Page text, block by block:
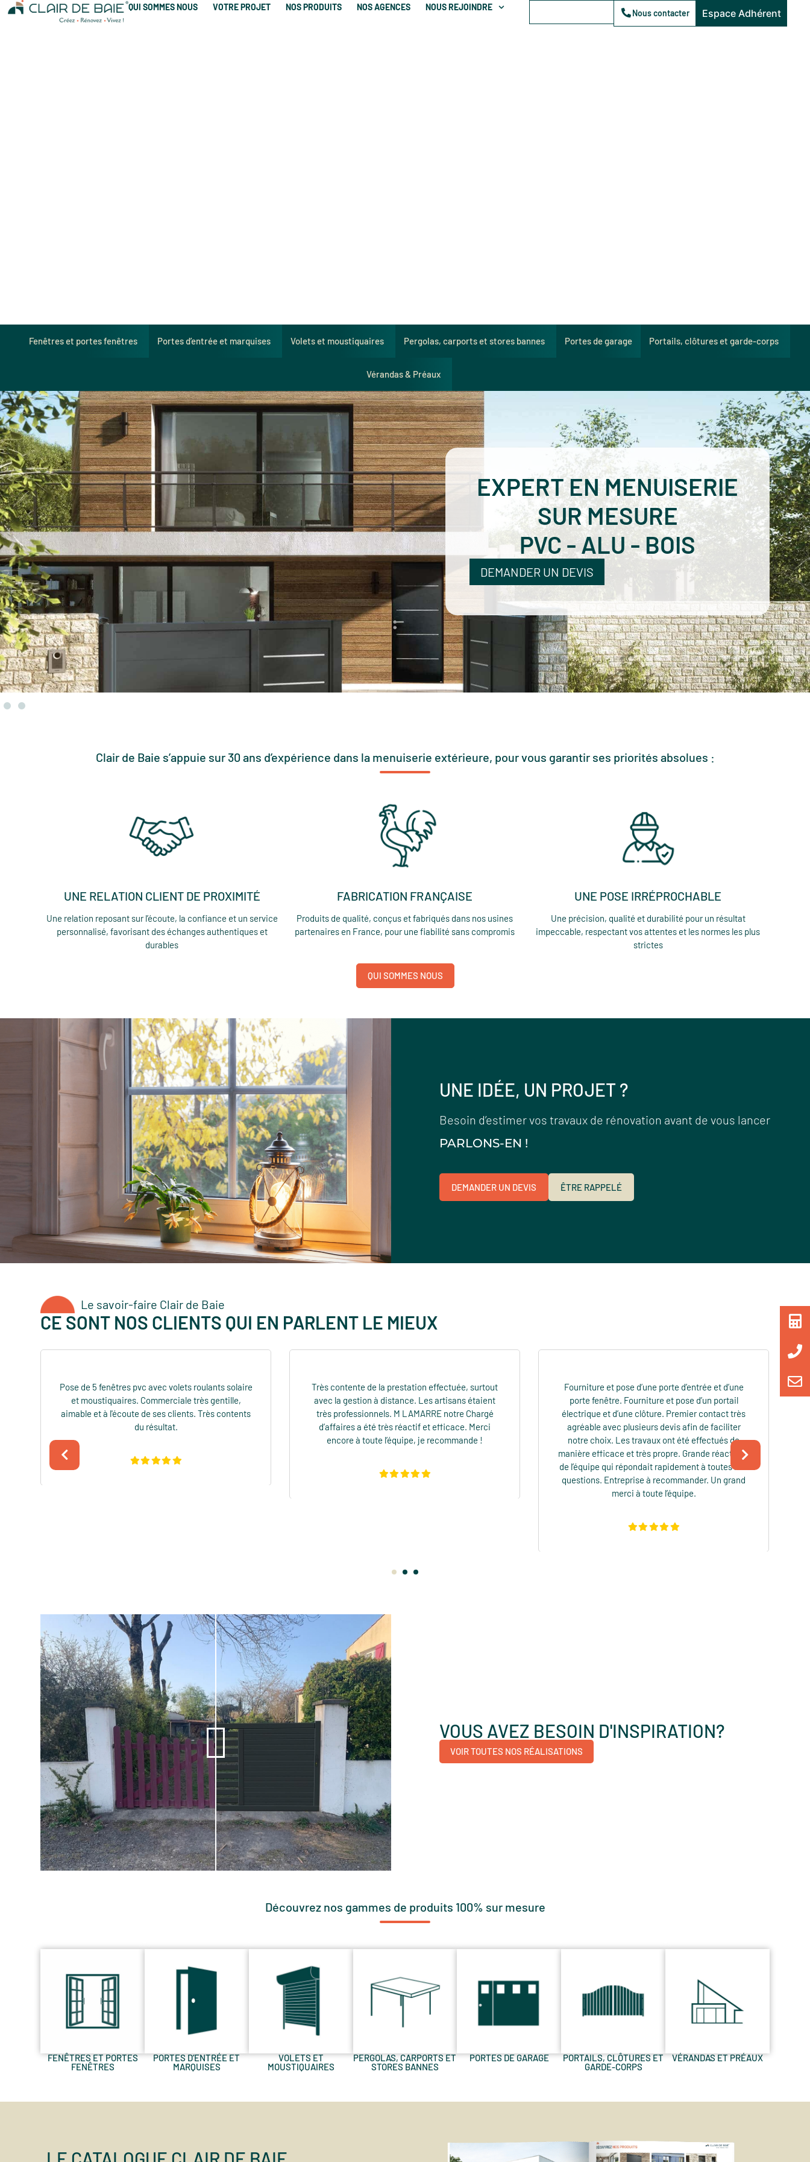
QUI SOMMES NOUS VOTRE PROJET NOS PRODUITS NOS AGENCES NOUS REJOINDRE
Nous contacter Espace Adhérent
Fenêtres et portes fenêtres Portes d’entrée et marquises Volets et moustiquaires Pergolas, carports et stores bannes Portes de garage Portails, clôtures et garde-corps
Vérandas & Préaux
EXPERT EN MENUISERIE
SUR MESURE
PVC - ALU - BOIS
DEMANDER UN DEVIS
Clair de Baie s’appuie sur 30 ans d’expérience dans la menuiserie extérieure, pour vous garantir ses priorités absolues :
UNE RELATION CLIENT DE PROXIMITÉ
Une relation reposant sur l’écoute, la confiance et un service
personnalisé, favorisant des échanges authentiques et
durables
FABRICATION FRANÇAISE
Produits de qualité, conçus et fabriqués dans nos usines
partenaires en France, pour une fiabilité sans compromis
UNE POSE IRRÉPROCHABLE
Une précision, qualité et durabilité pour un résultat
impeccable, respectant vos attentes et les normes les plus
strictes
QUI SOMMES NOUS
UNE IDÉE, UN PROJET ?
Besoin d’estimer vos travaux de rénovation avant de vous lancer
PARLONS-EN !
DEMANDER UN DEVIS ÊTRE RAPPELÉ
Le savoir-faire Clair de Baie
CE SONT NOS CLIENTS QUI EN PARLENT LE MIEUX
Très contente de la prestation effectuée, surtout
avec la gestion à distance. Les artisans étaient
très professionnels. M LAMARRE notre Chargé
d’affaires a été très réactif et efficace. Merci
encore à toute l’équipe, je recommande !
Fourniture et pose d’une porte d’entrée et d’une
porte fenêtre. Fourniture et pose d’un portail
électrique et d’une clôture. Premier contact très
agréable avec plusieurs devis afin de faciliter
notre choix. Les travaux ont été effectués de
de l’équipe qui répondait rapidement à toutes nos
questions. Entreprise à recommander. Un grand
Encore un chantier bien fait!!! Après nos volets
roulants, nous avons voulu placer un velux dans
notre maison. Équipe sympathique et efficace,
qui laisse le chantier très propre a leur départ.
Nous les recontacterons rapidement pour d'autres
prestations.
VOUS AVEZ BESOIN D'INSPIRATION?
VOIR TOUTES NOS RÉALISATIONS
Découvrez nos gammes de produits 100% sur mesure
FENÊTRES ET PORTES
FENÊTRES
PORTES D’ENTRÉE ET
MARQUISES
VOLETS ET
MOUSTIQUAIRES
PERGOLAS, CARPORTS ET
STORES BANNES
PORTES DE GARAGE
PORTAILS, CLÔTURES ET
GARDE-CORPS
VÉRANDAS ET PRÉAUX